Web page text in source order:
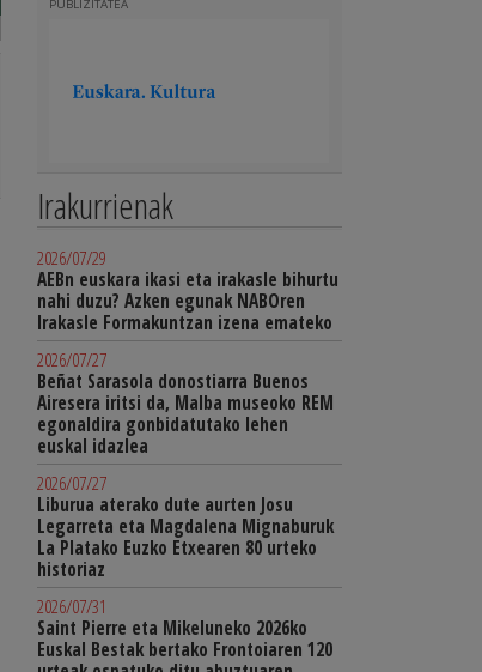
PUBLIZITATEA
Irakurrienak
2026/07/29
AEBn euskara ikasi eta irakasle bihurtu
nahi duzu? Azken egunak NABOren
Irakasle Formakuntzan izena emateko
2026/07/27
Beñat Sarasola donostiarra Buenos
Airesera iritsi da, Malba museoko REM
egonaldira gonbidatutako lehen
euskal idazlea
2026/07/27
Liburua aterako dute aurten Josu
Legarreta eta Magdalena Mignaburuk
La Platako Euzko Etxearen 80 urteko
historiaz
2026/07/31
Saint Pierre eta Mikeluneko 2026ko
Euskal Bestak bertako Frontoiaren 120